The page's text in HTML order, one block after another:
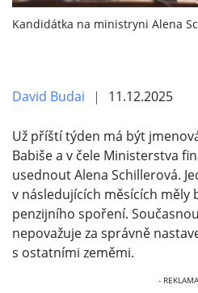
Kandidátka na ministryni Alena
David Budai 11.12.2025
Už příští týden má být
Babiše a v čele Ministerstva
usednout Alena Schillerová.
v následujících měsících měly
penzijního spoření.
nepovažuje za správně
s ostatními zeměmi.